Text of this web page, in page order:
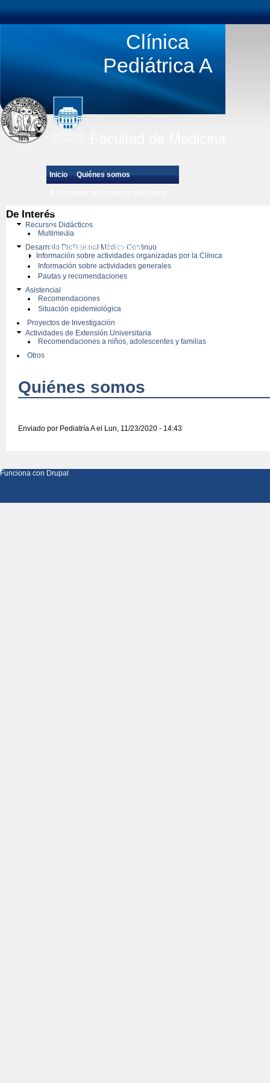
Clínica
Pediátrica A
Inicio Quiénes somos
Estudiantes de Grado
Posgrado de Pediatría
Especialidades pedíatricas
De Interés
Recursos Didácticos
Multimedia
Desarrollo Profesional Médico Continuo
Información sobre actividades organizadas por la Clínica
Información sobre actividades generales
Pautas y recomendaciones
Asistencial
Recomendaciones
Situación epidemiológica
Proyectos de Investigación
Actividades de Extensión Universitaria
Recomendaciones a niños, adolescentes y familias
Otros
Quiénes somos
Enviado por Pediatría Ael Lun, 11/23/2020 - 14:43
Funciona con Drupal